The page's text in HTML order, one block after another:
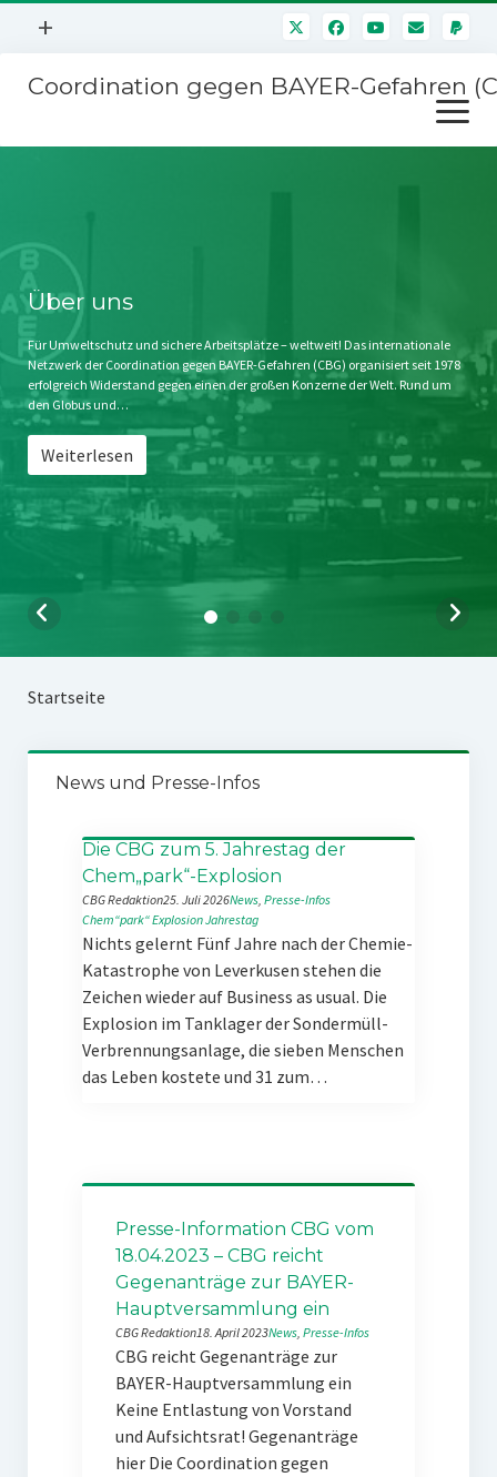
Menü
+
Mitmachen
Kontakt
Impressum
Störfälle
Coordination gegen BAYER-Gefahren
Menü
öffnen
Stichwort BAYER
Jahrestagung
SPENDEN
Über uns
Für Umweltschutz und sichere Arbeitsplätze – weltweit! Das internationale
Netzwerk der Coordination gegen BAYER-Gefahren (CBG) organisiert seit 1978
erfolgreich Widerstand gegen einen der großen Konzerne der Welt. Rund um
den Globus und…
Weiterlesen
Startseite
News und Presse-Infos
Die CBG zum 5. Jahrestag der
Chem„park“-Explosion
CBG Redaktion25. Juli 2026News, Presse-Infos
Chem“park“ExplosionJahrestag
Nichts gelernt Fünf Jahre nach der Chemie-
Katastrophe von Leverkusen stehen die
Zeichen wieder auf Business as usual. Die
Explosion im Tanklager der Sondermüll-
Verbrennungsanlage, die sieben Menschen
das Leben kostete und 31 zum…
Presse-Information CBG vom
18.04.2023 – CBG reicht
Gegenanträge zur BAYER-
Hauptversammlung ein
CBG Redaktion18. April 2023News, Presse-Infos
CBG reicht Gegenanträge zur
BAYER-Hauptversammlung ein
Keine Entlastung von Vorstand
und Aufsichtsrat! Gegenanträge
hier Die Coordination gegen